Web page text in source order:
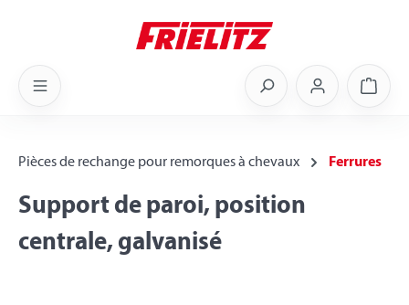
Pièces de rechange pour remorques à chevaux Ferrures
Support de paroi, position
centrale, galvanisé